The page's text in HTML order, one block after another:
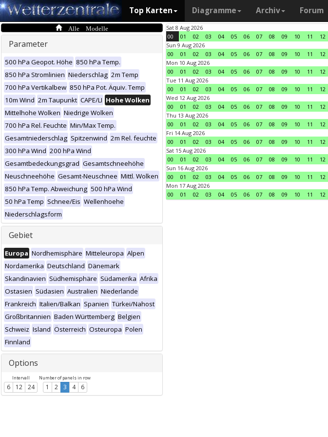
Top Karten Diagramme Archiv Forum
Alle Modelle
Parameter
500 hPa Geopot. Höhe 850 hPa Temp.
850 hPa Stromlinien Niederschlag 2m Temp
700 hPa Vertikalbew 850 hPa Pot. Äquiv. Temp
10m Wind 2m Taupunkt CAPE/LI Hohe Wolken
Mittelhohe Wolken Niedrige Wolken
700 hPa Rel. Feuchte Min/Max Temp.
Gesamtniederschlag Spitzenwind 2m Rel. feuchte
300 hPa Wind 200 hPa Wind
Gesamtbedeckungsgrad Gesamtschneehöhe
Neuschneehöhe Gesamt-Neuschnee Mittl. Wolken
850 hPa Temp. Abweichung 500 hPa Wind
50 hPa Temp Schnee/Eis Wellenhoehe
Niederschlagsform
Gebiet
Europa Nordhemisphäre Mitteleuropa Alpen
Nordamerika Deutschland Dänemark
Skandinavien Südhemisphäre Südamerika Afrika
Ostasien Südasien Australien Niederlande
Frankreich Italien/Balkan Spanien Türkei/Nahost
Großbritannien Baden Württemberg Belgien
Schweiz Island Österreich Osteuropa Polen
Finnland
Options
Intervall
6 12 24
Number of panels in row
1 2 3 4 6
Sat 8 Aug 2026
00
01 02 03 04 05 06 07 08 09 10 11 12
Sun 9 Aug 2026
00
01 02 03 04 05 06 07 08 09 10 11 12
Mon 10 Aug 2026
00
01 02 03 04 05 06 07 08 09 10 11 12
Tue 11 Aug 2026
00
01 02 03 04 05 06 07 08 09 10 11 12
Wed 12 Aug 2026
00
01 02 03 04 05 06 07 08 09 10 11 12
Thu 13 Aug 2026
00
01 02 03 04 05 06 07 08 09 10 11 12
Fri 14 Aug 2026
00
01 02 03 04 05 06 07 08 09 10 11 12
Sat 15 Aug 2026
00
01 02 03 04 05 06 07 08 09 10 11 12
Sun 16 Aug 2026
00
01 02 03 04 05 06 07 08 09 10 11 12
Mon 17 Aug 2026
00
01 02 03 04 05 06 07 08 09 10 11 12